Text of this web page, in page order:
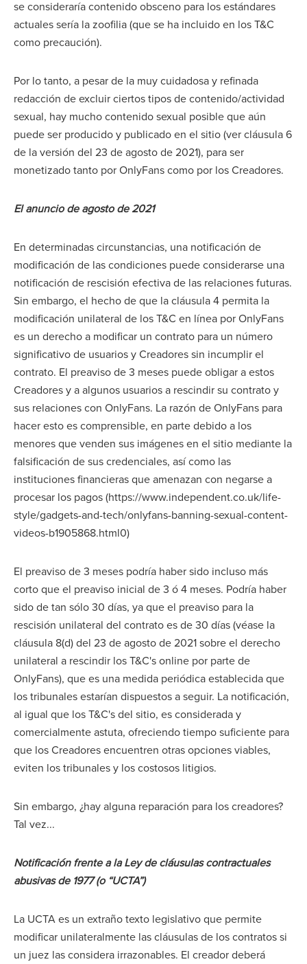
se consideraría contenido obsceno para los estándares
actuales sería la zoofilia (que se ha incluido en los T&C
como precaución).
Por lo tanto, a pesar de la muy cuidadosa y refinada
redacción de excluir ciertos tipos de contenido/actividad
sexual, hay mucho contenido sexual posible que aún
puede ser producido y publicado en el sitio (ver cláusula 6
de la versión del 23 de agosto de 2021), para ser
monetizado tanto por OnlyFans como por los Creadores.
El anuncio de agosto de 2021
En determinadas circunstancias, una notificación de
modificación de las condiciones puede considerarse una
notificación de rescisión efectiva de las relaciones futuras.
Sin embargo, el hecho de que la cláusula 4 permita la
modificación unilateral de los T&C en línea por OnlyFans
es un derecho a modificar un contrato para un número
significativo de usuarios y Creadores sin incumplir el
contrato. El preaviso de 3 meses puede obligar a estos
Creadores y a algunos usuarios a rescindir su contrato y
sus relaciones con OnlyFans. La razón de OnlyFans para
hacer esto es comprensible, en parte debido a los
menores que venden sus imágenes en el sitio mediante la
falsificación de sus credenciales, así como las
instituciones financieras que amenazan con negarse a
procesar los pagos (https://www.independent.co.uk/life-
style/gadgets-and-tech/onlyfans-banning-sexual-content-
videos-b1905868.html0)
El preaviso de 3 meses podría haber sido incluso más
corto que el preaviso inicial de 3 ó 4 meses. Podría haber
sido de tan sólo 30 días, ya que el preaviso para la
rescisión unilateral del contrato es de 30 días (véase la
cláusula 8(d) del 23 de agosto de 2021 sobre el derecho
unilateral a rescindir los T&C's online por parte de
OnlyFans), que es una medida periódica establecida que
los tribunales estarían dispuestos a seguir. La notificación,
al igual que los T&C's del sitio, es considerada y
comercialmente astuta, ofreciendo tiempo suficiente para
que los Creadores encuentren otras opciones viables,
eviten los tribunales y los costosos litigios.
Sin embargo, ¿hay alguna reparación para los creadores?
Tal vez...
Notificación frente a la Ley de cláusulas contractuales
abusivas de 1977 (o “UCTA”)
La UCTA es un extraño texto legislativo que permite
modificar unilateralmente las cláusulas de los contratos si
un juez las considera irrazonables. El creador deberá